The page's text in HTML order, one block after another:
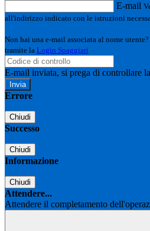
E-mail
all'indirizzo indicato con le istruzioni
Non hai una e-mail associata al nome
tramite la Login Spaggiari
E-mail inviata, si prega di controllare
Errore
Chiudi
Successo
Chiudi
Informazione
Chiudi
Attendere...
Attendere il completamento